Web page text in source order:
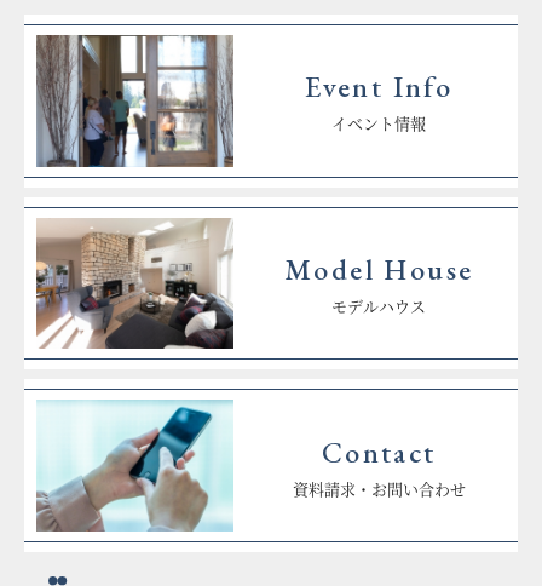
Event Info
イベント情報
Model House
モデルハウス
Contact
資料請求・お問い合わせ